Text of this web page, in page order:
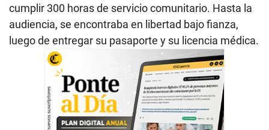
cumplir 300 horas de servicio comunitario. Hasta la
audiencia, se encontraba en libertad bajo fianza,
luego de entregar su pasaporte y su licencia médica.